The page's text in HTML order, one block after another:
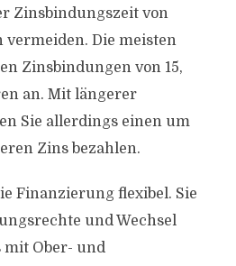
Zinsbindungszeit von
vermeiden. Die meisten
Zinsbindungen von 15,
an. Mit längerer
Sie allerdings einen um
Zins bezahlen.
Finanzierung flexibel. Sie
und Wechsel
mit Ober- und